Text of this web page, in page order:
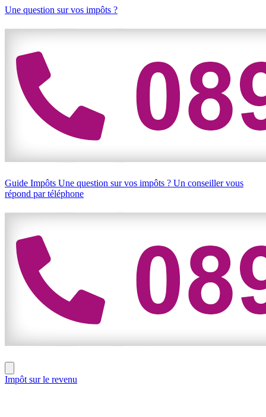
Une question sur vos impôts ?
Guide Impôts Une question sur vos impôts ? Un conseiller vous
répond par téléphone
Impôt sur le revenu